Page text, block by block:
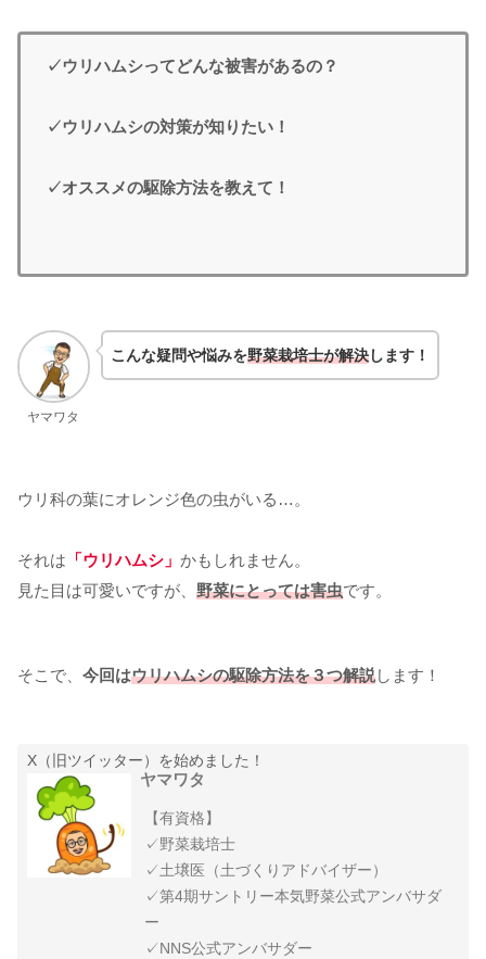
✓ウリハムシってどんな被害があるの？
✓ウリハムシの対策が知りたい！
✓オススメの駆除方法を教えて！
ヤマワタ
こんな疑問や悩みを野菜栽培士が解決します！
ウリ科の葉にオレンジ色の虫がいる…。
それは 「ウリハムシ」 かもしれません。
見た目は可愛いですが、 野菜にとっては害虫です。
そこで、 今回はウリハムシの駆除方法を３つ解説します！
X（旧ツイッター）を始めました！
ヤマワタ
【有資格】
✓野菜栽培士
✓土壌医（土づくりアドバイザー）
✓第4期サントリー本気野菜公式アンバサダ
ー
✓NNS公式アンバサダー